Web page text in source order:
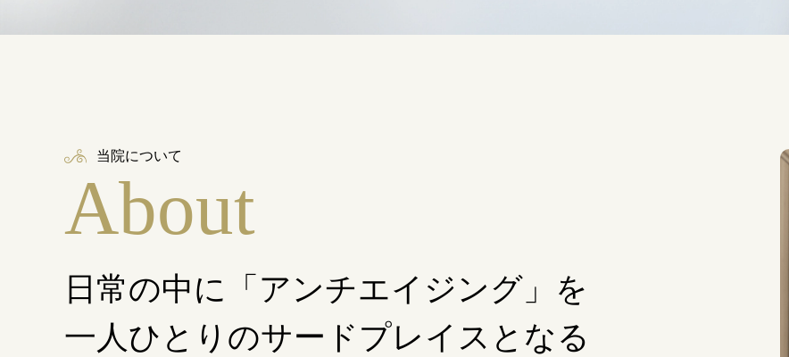
当院について
About
日常の中に「アンチエイジング」を
一人ひとりのサードプレイスとなる